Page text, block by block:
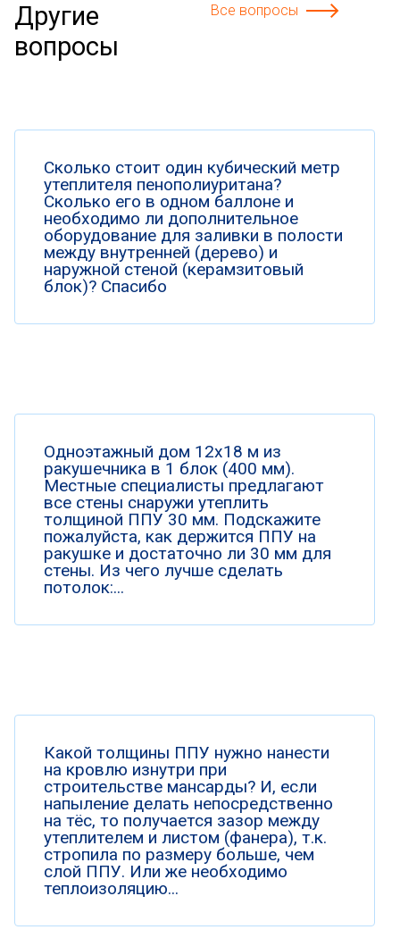
Другие
вопросы
Все вопросы
Сколько стоит один кубический метр
утеплителя пенополиуритана?
Сколько его в одном баллоне и
необходимо ли дополнительное
оборудование для заливки в полости
между внутренней (дерево) и
наружной стеной (керамзитовый
блок)? Спасибо
Одноэтажный дом 12х18 м из
ракушечника в 1 блок (400 мм).
Местные специалисты предлагают
все стены снаружи утеплить
толщиной ППУ 30 мм. Подскажите
пожалуйста, как держится ППУ на
ракушке и достаточно ли 30 мм для
стены. Из чего лучше сделать
потолок:...
Какой толщины ППУ нужно нанести
на кровлю изнутри при
строительстве мансарды? И, если
напыление делать непосредственно
на тёс, то получается зазор между
утеплителем и листом (фанера), т.к.
стропила по размеру больше, чем
слой ППУ. Или же необходимо
теплоизоляцию...